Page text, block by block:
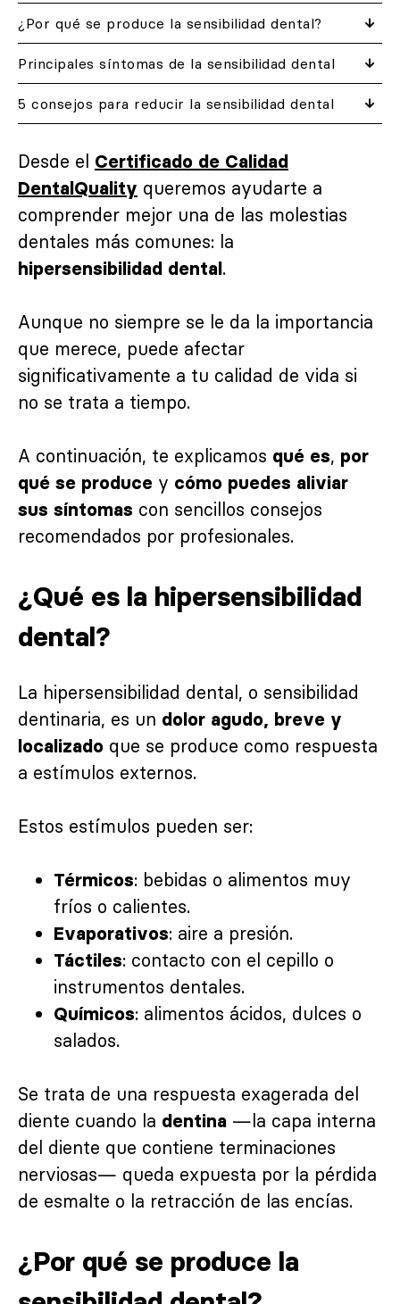
¿Por qué se produce la sensibilidad dental?
Principales síntomas de la sensibilidad dental
5 consejos para reducir la sensibilidad dental
Desde el Certificado de Calidad
DentalQuality queremos ayudarte a
comprender mejor una de las molestias
dentales más comunes: la
hipersensibilidad dental .
Aunque no siempre se le da la importancia
que merece, puede afectar
significativamente a tu calidad de vida si
no se trata a tiempo.
A continuación, te explicamos qué es, por
qué se produce y cómo puedes aliviar
sus síntomas con sencillos consejos
recomendados por profesionales.
¿Qué es la hipersensibilidad
dental?
La hipersensibilidad dental, o sensibilidad
dentinaria, es un dolor agudo, breve y
localizado que se produce como respuesta
a estímulos externos.
Estos estímulos pueden ser:
Térmicos: bebidas o alimentos muy
fríos o calientes.
Evaporativos: aire a presión.
Táctiles: contacto con el cepillo o
instrumentos dentales.
Químicos: alimentos ácidos, dulces o
salados.
Se trata de una respuesta exagerada del
diente cuando la dentina —la capa interna
del diente que contiene terminaciones
nerviosas— queda expuesta por la pérdida
de esmalte o la retracción de las encías.
¿Por qué se produce la